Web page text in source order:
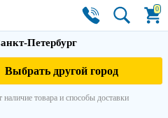
0
Петербург
Выбрать другой город
товара и способы доставки